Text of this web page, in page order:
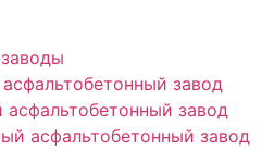
завод
завод
асфальтобетонный завод